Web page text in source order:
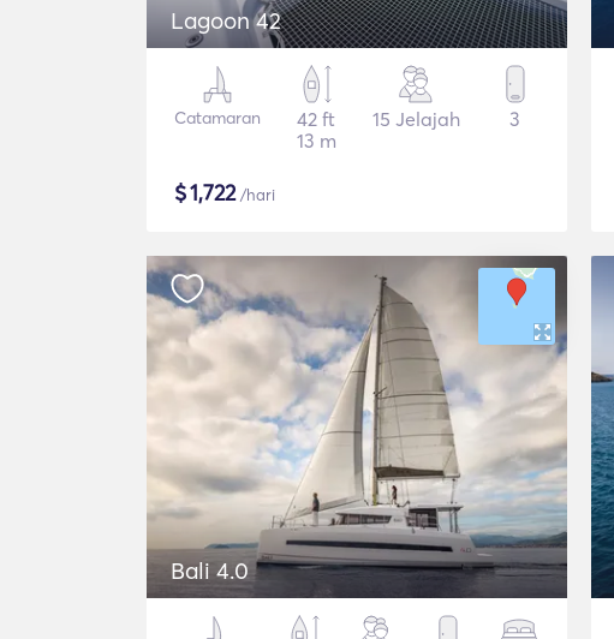
Lagoon 42
Catamaran
42 ft
13 m
15 Jelajah 3
$1,722/hari
Bali 4.0